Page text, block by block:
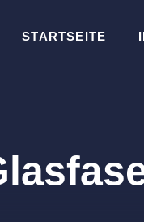
STARTSEITE